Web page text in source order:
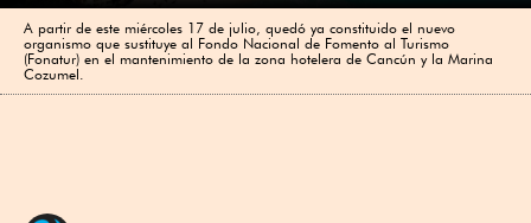
A partir de este miércoles 17 de julio, quedó ya constituido el nuevo
organismo que sustituye al Fondo Nacional de Fomento al Turismo
(Fonatur) en el mantenimiento de la zona hotelera de Cancún y la Marina
Cozumel.